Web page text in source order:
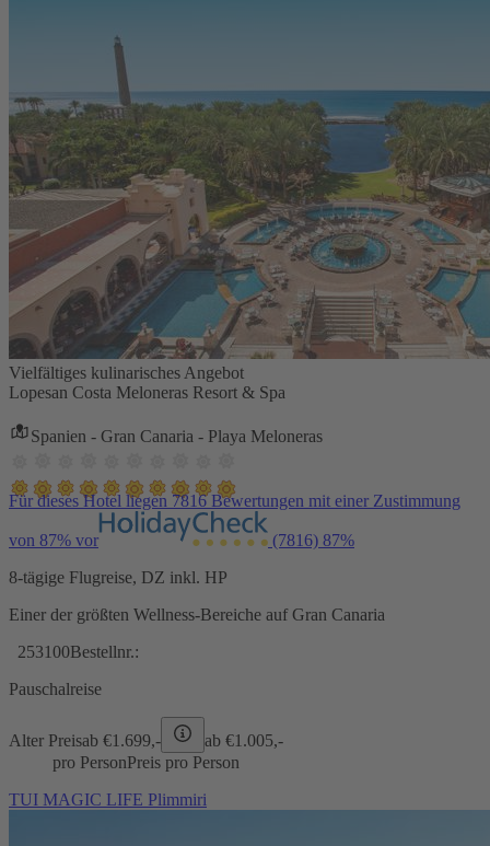
Vielfältiges kulinarisches Angebot
Lopesan Costa Meloneras Resort & Spa
Spanien - Gran Canaria - Playa Meloneras
Für dieses Hotel liegen 7816 Bewertungen mit einer Zustimmung
von 87% vor (7816) 87%
8-tägige Flugreise, DZ inkl. HP
Einer der größten Wellness-Bereiche auf Gran Canaria
253100Bestellnr.:
Pauschalreise
Alter Preisab €1.699,- ab €1.005,-
pro PersonPreis pro Person
TUI MAGIC LIFE Plimmiri